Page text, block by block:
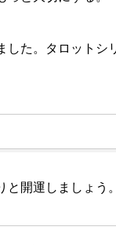
した。タロット
開運しましょう。